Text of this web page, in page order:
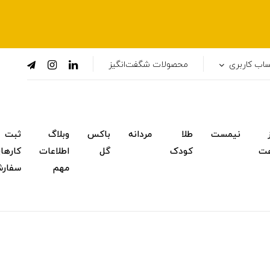
کاربری محصولات شگفت‌انگیز
نیمست
طلا
کودک
مردانه
باکس
گل
وبلاگ
اطلاعات
مهم
ثبت